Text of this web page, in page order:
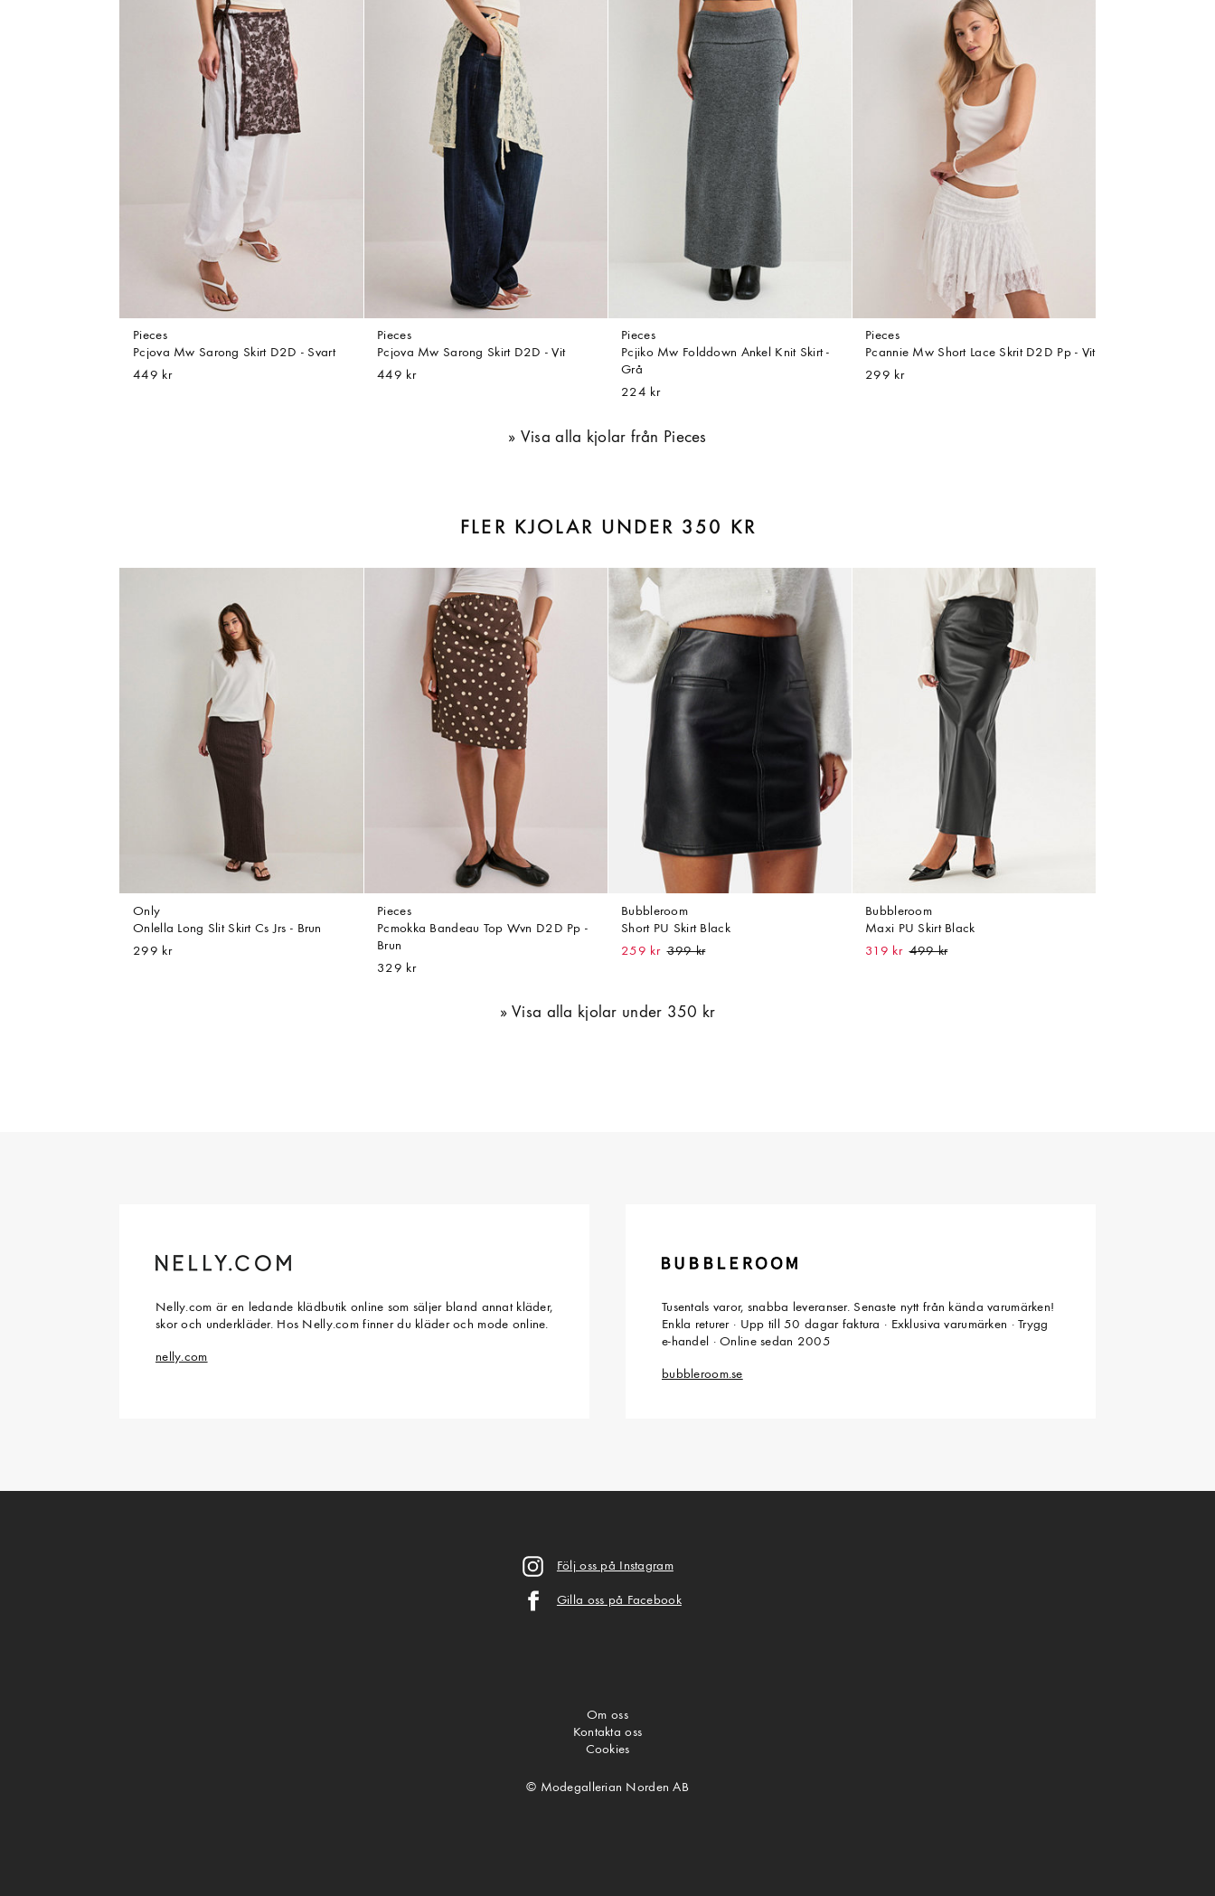
Pieces
Pcjova Mw Sarong Skirt D2D - Svart
449 kr
Pieces
Pcjova Mw Sarong Skirt D2D - Vit
449 kr
Pieces
Pcjiko Mw Folddown Ankel Knit Skirt -
Grå
224 kr
Pieces
Pcannie Mw Short Lace Skrit D2D Pp - Vit
299 kr
Visa alla kjolar från Pieces
FLER KJOLAR UNDER 350 KR
Only
Onlella Long Slit Skirt Cs Jrs - Brun
299 kr
Pieces
Pcmokka Bandeau Top Wvn D2D Pp -
Brun
329 kr
Bubbleroom
Short PU Skirt Black
259 kr
Bubbleroom
Maxi PU Skirt Black
319 kr
Visa alla kjolar under 350 kr
Nelly.com är en ledande klädbutik online som säljer bland annat kläder,
skor och underkläder. Hos Nelly.com finner du kläder och mode online.
nelly.com
Tusentals varor, snabba leveranser. Senaste nytt från kända varumärken!
Enkla returer · Upp till 50 dagar faktura · Exklusiva varumärken · Trygg
e-handel · Online sedan 2005
bubbleroom.se
Följ oss på Instagram
Gilla oss på Facebook
Om oss
Kontakta oss
Cookies
© Modegallerian Norden AB